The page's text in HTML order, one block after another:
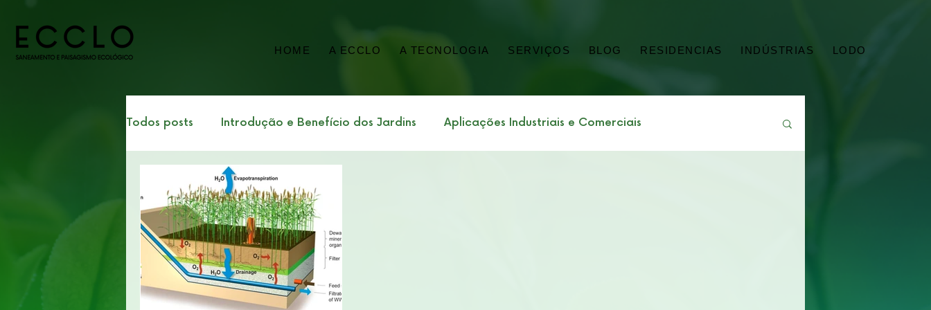
HOME A ECCLO A TECNOLOGIA SERVIÇOS BLOG RESIDENCIAS INDÚSTRIAS LODO
Todos posts Introdução e Benefício dos Jardins Aplicações Industriais e Comerciais
ESG e Sustentabilidade Corporativa
Tecnologia, Inovação e Economia
Curso: Jardins de Tratamentos